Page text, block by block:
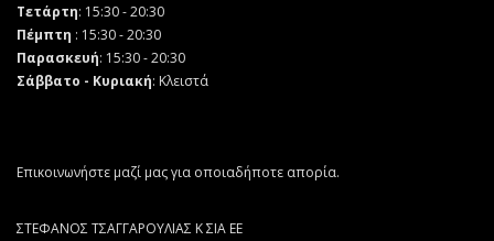
Τετάρτη: 15:30 - 20:30
Πέμπτη : 15:30 - 20:30
Παρασκευή: 15:30 - 20:30
Σάββατο - Κυριακή: Κλειστά
Επικοινωνήστε μαζί μας για οποιαδήποτε απορία.
ΣΤΕΦΑΝΟΣ ΤΣΑΓΓΑΡΟΥΛΙΑΣ Κ ΣΙΑ ΕΕ